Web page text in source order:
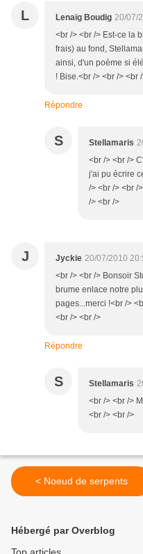
L Lenaïg Boudig 20/07/
<br /> <br /> Est-ce la
frais) au fond,
ainsi, d'un poème si
! Bise.<br /> <br /> <br
Répondre
S Stellamaris
<br /> <br />
j'ai pu écrire
/> <br /> <br /
/> <br />
J Jyckie 20/07/2010
<br /> <br /> Bonsoir
brume enlace notre
pages...merci !<br />
<br /> <br />
Répondre
S Stellamaris
<br /> <br />
<br /> <br />
< Noeud de serpents
Hébergé par Overblog